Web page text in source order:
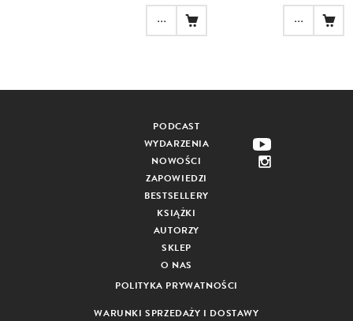
... ...
PODCAST
WYDARZENIA
NOWOŚCI
ZAPOWIEDZI
BESTSELLERY
KSIĄŻKI
AUTORZY
SKLEP
O NAS
POLITYKA PRYWATNOŚCI
WARUNKI SPRZEDAŻY I DOSTAWY